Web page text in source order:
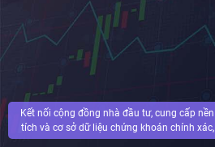
Kết nối cộng đồng nhà đầu tư, cung cấp
tích và cơ sở dữ liệu chứng khoán chính